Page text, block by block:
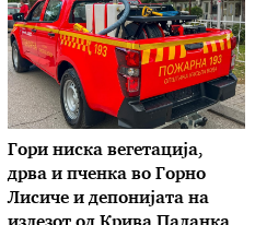
Гори ниска вегетација,
дрва и пченка во Горно
Лисиче и депонијата на